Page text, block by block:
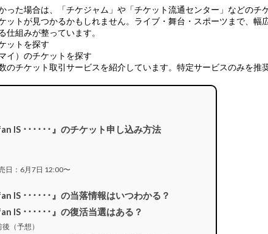
った場合は、
「チケジャム」や「チケット流通センター」などのチ
ットが見つかるかもしれません。ライブ・舞台・スポーツまで、幅
仕組みが整っています。
ットを探す
イ）のチケットを探す
チケット取引サービスを紹介しています。特定サービスのみを推
IS ･･････』のチケット申し込み方法
日：6月7日 12:00〜
IS ･･････』の当落情報はいつわかる？
IS ･･････』の復活当選はある？
（予想）